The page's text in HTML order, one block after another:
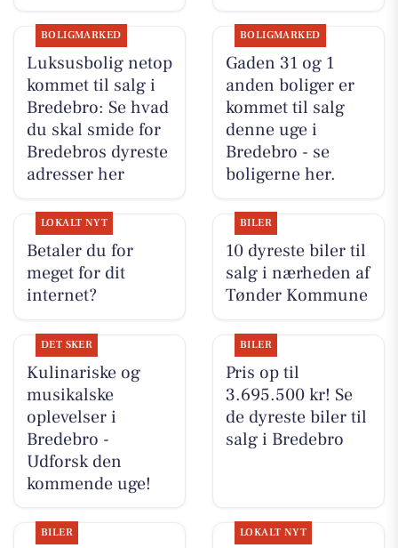
BOLIGMARKED
Luksusbolig netop
kommet til salg i
Bredebro: Se hvad
du skal smide for
Bredebros dyreste
adresser her
BOLIGMARKED
Gaden 31 og 1
anden boliger er
kommet til salg
denne uge i
Bredebro - se
boligerne her.
LOKALT NYT
Betaler du for
meget for dit
internet?
BILER
10 dyreste biler til
salg i nærheden af
Tønder Kommune
DET SKER
Kulinariske og
musikalske
oplevelser i
Bredebro -
Udforsk den
kommende uge!
BILER
Pris op til
3.695.500 kr! Se
de dyreste biler til
salg i Bredebro
BILER LOKALT NYT